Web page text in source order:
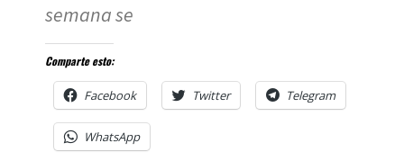
semana se
Comparte esto:
Facebook Twitter Telegram
WhatsApp